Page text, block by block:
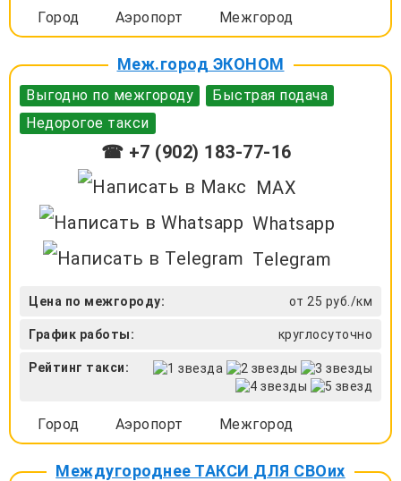
Город Аэропорт Межгород
Меж.город ЭКОНОМ
Выгодно по межгороду
Быстрая подача
Недорогое такси
☎ +7 (902) 183-77-16
MAX
Whatsapp
Telegram
Цена по межгороду: от 25 руб./км
График работы: круглосуточно
Рейтинг такси:
Город Аэропорт Межгород
Междугороднее ТАКСИ ДЛЯ СВОих